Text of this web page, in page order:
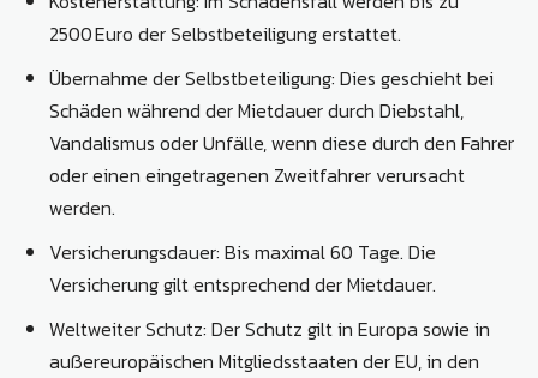
2500 Euro der Selbstbeteiligung erstattet.
Übernahme der Selbstbeteiligung: Dies geschieht bei
Schäden während der Mietdauer durch Diebstahl,
Vandalismus oder Unfälle, wenn diese durch den Fahrer
oder einen eingetragenen Zweitfahrer verursacht
werden.
Versicherungsdauer: Bis maximal 60 Tage. Die
Versicherung gilt entsprechend der Mietdauer.
Weltweiter Schutz: Der Schutz gilt in Europa sowie in
außereuropäischen Mitgliedsstaaten der EU, in den